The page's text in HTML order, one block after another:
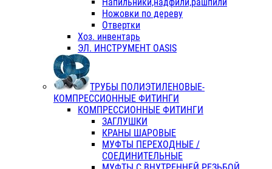
Ножовки по дереву
Отвертки
Хоз. инвентарь
ЭЛ. ИНСТРУМЕНТ OASIS
ТРУБЫ ПОЛИЭТИЛЕНОВЫЕ-
КОМПРЕССИОННЫЕ ФИТИНГИ
КОМПРЕССИОННЫЕ ФИТИНГИ
ЗАГЛУШКИ
КРАНЫ ШАРОВЫЕ
МУФТЫ ПЕРЕХОДНЫЕ /
СОЕДИНИТЕЛЬНЫЕ